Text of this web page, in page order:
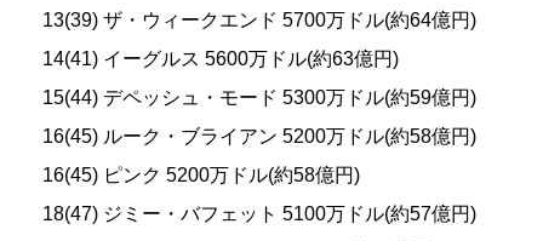
13(39) ザ・ウィークエンド 5700万ドル(約64億円)
14(41) イーグルス 5600万ドル(約63億円)
15(44) デペッシュ・モード 5300万ドル(約59億円)
16(45) ルーク・ブライアン 5200万ドル(約58億円)
16(45) ピンク 5200万ドル(約58億円)
18(47) ジミー・バフェット 5100万ドル(約57億円)